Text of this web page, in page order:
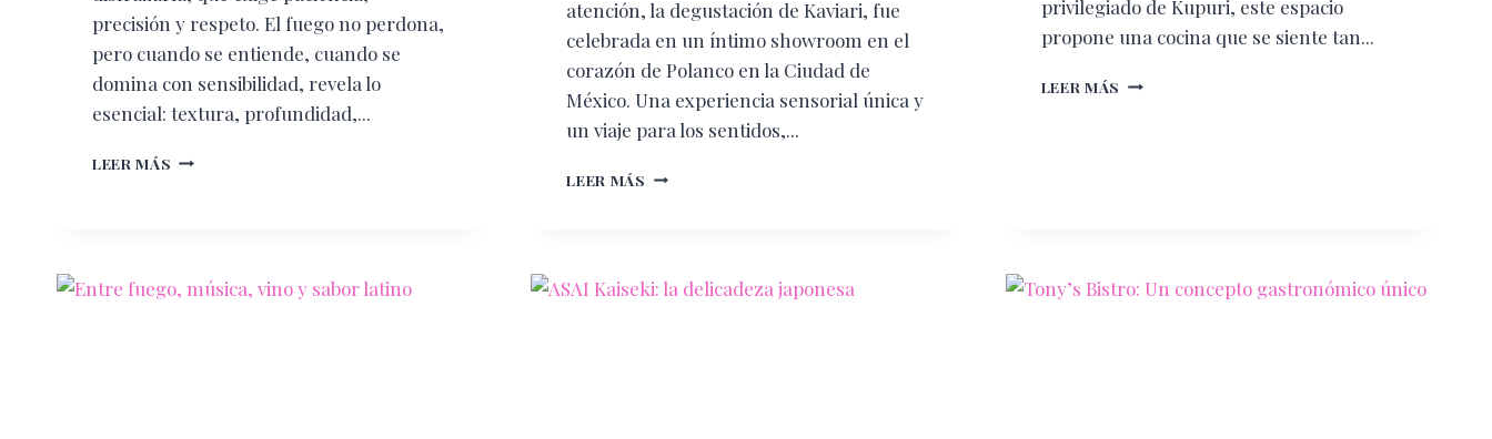
precisión y respeto. El fuego no perdona,
pero cuando se entiende, cuando se
domina con sensibilidad, revela lo
esencial: textura, profundidad,...
LEER MÁS DONDE
atención, la degustación de Kaviari, fue
celebrada en un íntimo showroom en el
corazón de Polanco en la Ciudad de
México. Una experiencia sensorial única y
un viaje para los sentidos,...
LEER MÁS EL
EXPERIENCIA
privilegiado de Kupuri, este espacio
propone una cocina que se siente tan...
LEER MÁS ASAI